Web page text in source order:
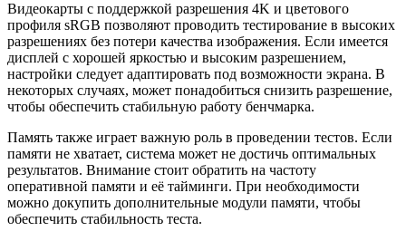
Видеокарты с поддержкой разрешения 4K и цветового
профиля sRGB позволяют проводить тестирование в высоких
разрешениях без потери качества изображения. Если имеется
дисплей с хорошей яркостью и высоким разрешением,
настройки следует адаптировать под возможности экрана. В
некоторых случаях, может понадобиться снизить разрешение,
чтобы обеспечить стабильную работу бенчмарка.
Память также играет важную роль в проведении тестов. Если
памяти не хватает, система может не достичь оптимальных
результатов. Внимание стоит обратить на частоту
оперативной памяти и её тайминги. При необходимости
можно докупить дополнительные модули памяти, чтобы
обеспечить стабильность теста.